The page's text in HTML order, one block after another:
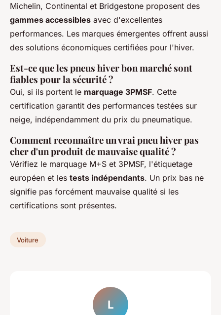
Michelin, Continental et Bridgestone proposent des
gammes accessibles avec d'excellentes
performances. Les marques émergentes offrent aussi
des solutions économiques certifiées pour l'hiver.
Est-ce que les pneus hiver bon marché sont
fiables pour la sécurité ?
Oui, si ils portent le marquage 3PMSF. Cette
certification garantit des performances testées sur
neige, indépendamment du prix du pneumatique.
Comment reconnaître un vrai pneu hiver pas
cher d'un produit de mauvaise qualité ?
Vérifiez le marquage M+S et 3PMSF, l'étiquetage
européen et les tests indépendants. Un prix bas ne
signifie pas forcément mauvaise qualité si les
certifications sont présentes.
Voiture
L